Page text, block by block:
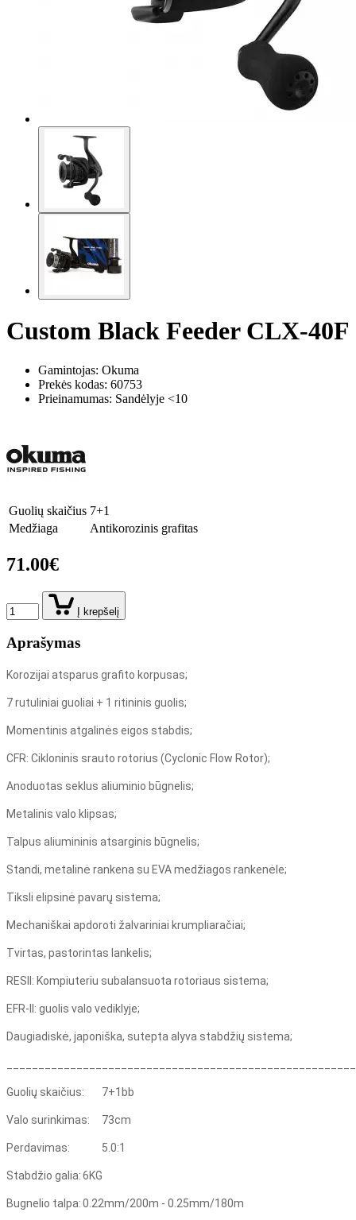
Custom Black Feeder CLX-40F
Gamintojas: Okuma
Prekės kodas: 60753
Prieinamumas: Sandėlyje <10
Guolių skaičius 7+1
Medžiaga
Antikorozinis grafitas
71.00€
Į krepšelį
Aprašymas
Korozijai atsparus grafito korpusas;
7 rutuliniai guoliai + 1 ritininis guolis;
Momentinis atgalinės eigos stabdis;
CFR: Cikloninis srauto rotorius (Cyclonic Flow Rotor);
Anoduotas seklus aliuminio būgnelis;
Metalinis valo klipsas;
Talpus aliumininis atsarginis būgnelis;
Standi, metalinė rankena su EVA medžiagos rankenėle;
Tiksli elipsinė pavarų sistema;
Mechaniškai apdoroti žalvariniai krumpliaračiai;
Tvirtas, pastorintas lankelis;
RESII: Kompiuteriu subalansuota rotoriaus sistema;
EFR-II: guolis valo vediklyje;
Daugiadiskė, japoniška, sutepta alyva stabdžių sistema;
Guolių skaičius: 7+1bb
Valo surinkimas: 73cm
Perdavimas: 5.0:1
Stabdžio galia:6KG
Bugnelio talpa:0.22mm/200m - 0.25mm/180m